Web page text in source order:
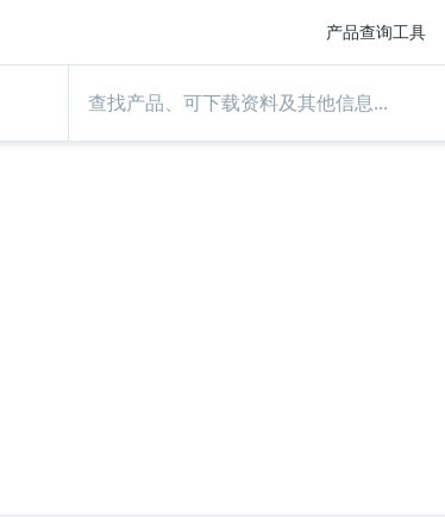
产品查询工具